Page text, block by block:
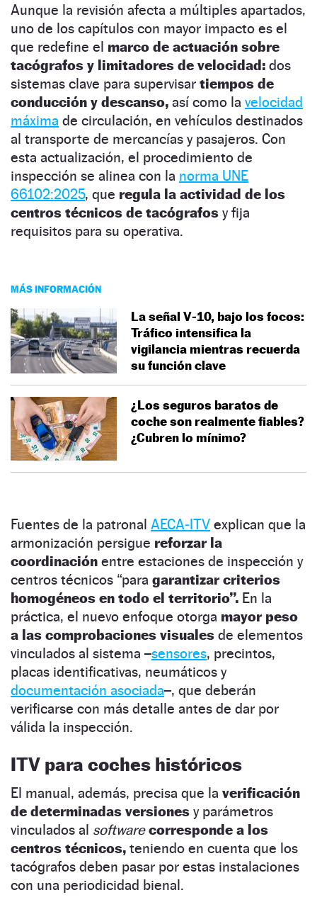
Aunque la revisión afecta a múltiples apartados,
uno de los capítulos con mayor impacto es el
que redefine el marco de actuación sobre
tacógrafos y limitadores de velocidad: dos
sistemas clave para supervisar tiempos de
conducción y descanso, así como la velocidad
máxima de circulación, en vehículos destinados
al transporte de mercancías y pasajeros. Con
esta actualización, el procedimiento de
inspección se alinea con la norma UNE
66102:2025, que regula la actividad de los
centros técnicos de tacógrafos y fija
requisitos para su operativa.
MÁS INFORMACIÓN
La señal V‑10, bajo los focos:
Tráfico intensifica la
vigilancia mientras recuerda
su función clave
¿Los seguros baratos de
coche son realmente fiables?
¿Cubren lo mínimo?
Fuentes de la patronal AECA‑ITV explican que la
armonización persigue reforzar la
coordinación entre estaciones de inspección y
centros técnicos “para garantizar criterios
homogéneos en todo el territorio”. En la
práctica, el nuevo enfoque otorga mayor peso
a las comprobaciones visuales de elementos
vinculados al sistema –sensores, precintos,
placas identificativas, neumáticos y
documentación asociada–, que deberán
verificarse con más detalle antes de dar por
válida la inspección.
ITV para coches históricos
El manual, además, precisa que la verificación
de determinadas versiones y parámetros
vinculados al softwarecorresponde a los
centros técnicos, teniendo en cuenta que los
tacógrafos deben pasar por estas instalaciones
con una periodicidad bienal.